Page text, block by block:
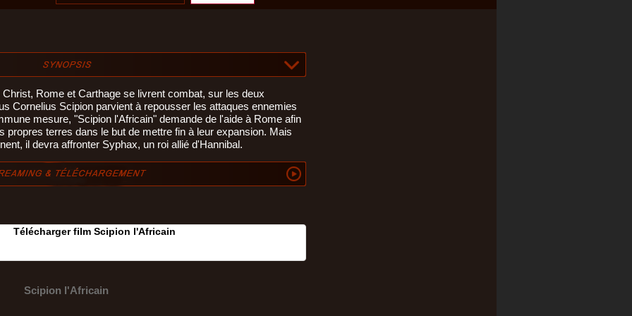
Rome et Carthage se livrent combat, sur les deux
Cornelius Scipion parvient à repousser les attaques ennemies
mesure, "Scipion l'Africain" demande de l'aide à Rome afin
propres terres dans le but de mettre fin à leur expansion. Mais
il devra affronter Syphax, un roi allié d'Hannibal.
Télécharger film Scipion l'Africain
Scipion l'Africain